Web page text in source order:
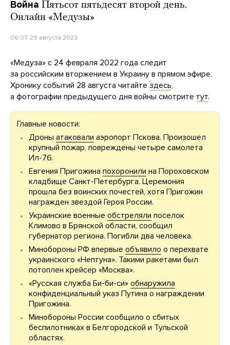
Война Пятьсот пятьдесят второй день.
Онлайн «Медузы»
06:07, 29 августа 2023
«Медуза» с 24 февраля 2022 года следит
за российским вторжением в Украину в прямом эфире.
Хронику событий 28 августа читайте здесь,
а фотографии предыдущего дня войны смотрите тут.
Главные новости:
Дроны атаковали аэропорт Пскова. Произошел
крупный пожар, повреждены четыре самолета
Ил-76.
Евгения Пригожина похоронили на Пороховском
кладбище Санкт-Петербурга. Церемония
прошла без воинских почестей, хотя Пригожин
награжден звездой Героя России.
Украинские военные обстреляли поселок
Климово в Брянской области, сообщил
губернатор региона. Погибли два человека.
Минобороны РФ впервые объявило о перехвате
украинского «Нептуна». Такими ракетами был
потоплен крейсер «Москва».
«Русская служба Би-би-си» обнаружила
конфиденциальный указ Путина о награждении
Пригожина.
Минобороны России сообщило о сбитых
беспилотниках в Белгородской и Тульской
областях.